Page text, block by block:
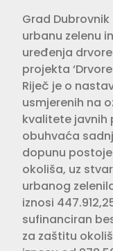
Grad
urbanu zelenu
uređenja
projekta
Riječ je o
usmjerenih na
kvalitete javnih
obuhvaća
dopunu
okoliša, uz
urbanog
iznosi
sufinanciran
za zaštitu